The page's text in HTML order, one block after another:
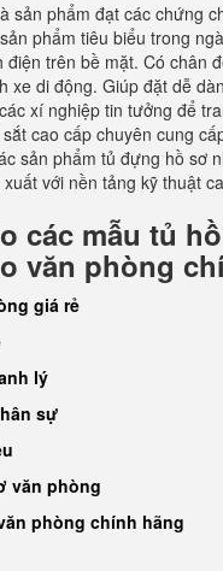
sản phẩm đạt các chứng
phẩm tiêu biểu trong
trên bề mặt. Có chân
xe di động. Giúp đặt dễ
xí nghiệp tin tưởng để
cao cấp chuyên cung
sản phẩm tủ đựng hồ sơ
với nền tảng kỹ thuật
các mẫu tủ
văn phòng
giá rẻ
lý
sự
văn phòng
phòng chính hãng